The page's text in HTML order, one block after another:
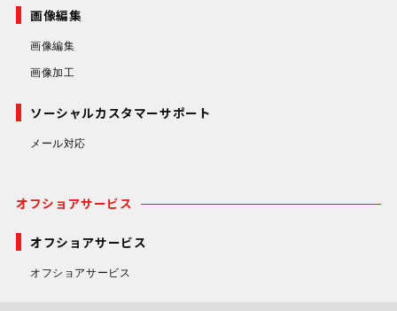
画像編集
画像編集
画像加工
ソーシャルカスタマーサポート
メール対応
オフショアサービス
オフショアサービス
オフショアサービス